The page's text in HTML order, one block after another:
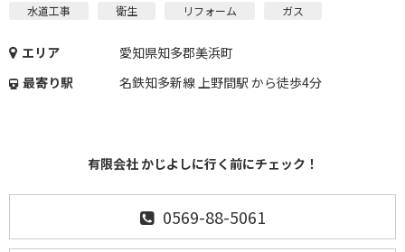
水道工事 衛生 リフォーム ガス
エリア
愛知県知多郡美浜町
最寄り駅
名鉄知多新線 上野間駅 から徒歩4分
有限会社 かじよしに行く前にチェック！
0569-88-5061